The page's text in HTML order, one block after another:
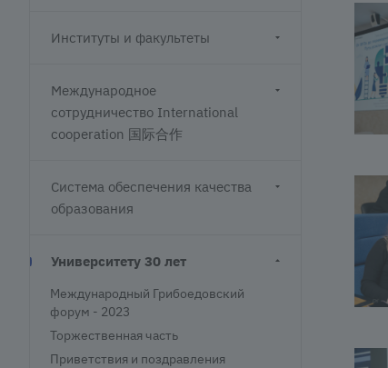
Институты и факультеты
Международное
сотрудничество International
cooperation 国际合作
Система обеспечения качества
образования
Университету 30 лет
Международный Грибоедовский
форум - 2023
Торжественная часть
Приветствия и поздравления